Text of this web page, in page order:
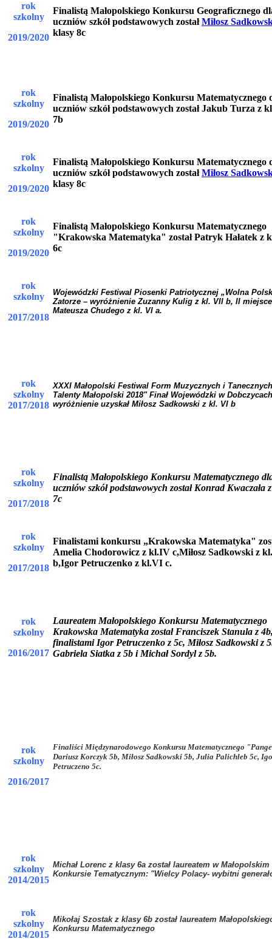
rok
szkolny
2019/2020
Finalistą Małopolskiego Konkursu Geograficznego
uczniów szkół podstawowych zostałMiłosz
klasy 8c
rok
szkolny
2019/2020
Finalistą Małopolskiego Konkursu Matematycznego
uczniów szkół podstawowych został Jakub Turza z
7b
rok
szkolny
2019/2020
Finalistą Małopolskiego Konkursu Matematycznego
uczniów szkół podstawowych zostałMiłosz
klasy 8c
rok
szkolny
2019/2020
Finalistą Małopolskiego Konkursu Matematycznego
"Krakowska Matematyka" został Patryk Hałatek z
6c
rok
szkolny
2017/2018
Wojewódzki Festiwal Piosenki Patriotycznej „Wolna
Zatorze – wyróżnienie Zuzanny Kulig z kl. VII b, II miejsce
Mateusza Chudego z kl. VI a.
rok
szkolny
2017/2018
XXXI Małopolski Festiwal Form Muzycznych i Tanecznych
Talenty Małopolski 2018" Finał Wojewódzki w
wyróżnienie uzyskał Miłosz Sadkowski z kl. VI b
rok
szkolny
2017/2018
Finalistą Małopolskiego Konkursu Matematycznego
uczniów szkół podstawowych został Konrad Kwaczała
7c
rok
szkolny
2017/2018
Finalistami konkursu „Krakowska Matematyka"
Amelia Chodorowicz z kl.IV c,Miłosz Sadkowski z
b,Igor Petruczenko z kl.VI c.
rok
szkolny
2016/2017
Laureatem Małopolskiego Konkursu Matematycznego
Krakowska Matematyka został Franciszek Stanula z
finalistami Igor Petruczenko z 5c, Miłosz Sadkowski z
Gabriela Siatka z 5b i Michał Sordyl z 5b.
rok
szkolny
2016/2017
Finaliści Międzynarodowego Konkursu Matematycznego
Dariusz Korczyk 5b, Miłosz Sadkowski 5b, Julia Palichleb 5c,
Petruczeno 5c.
rok
szkolny
2014/2015
Michał Lorenc z klasy 6a został laureatem w Małopolskim
Konkursie Tematycznym: "Wielcy Polacy- wybitni
rok
szkolny
2014/2015
Mikołaj Szostak z klasy 6b został laureatem
Konkursu Matematycznego